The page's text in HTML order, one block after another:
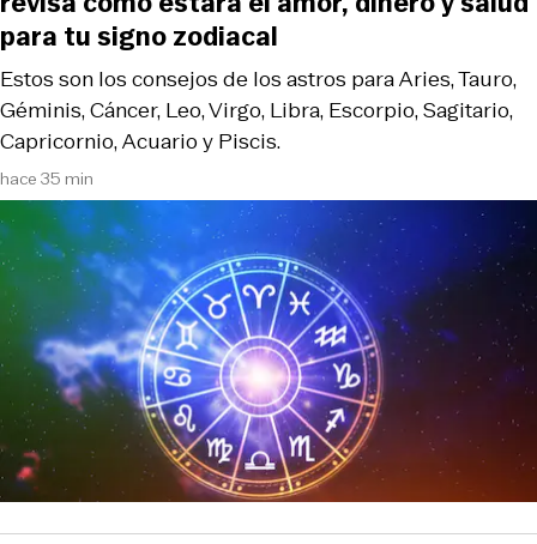
hace 35 min
Estos son los consejos de los astros para Aries, Tauro,
Géminis, Cáncer, Leo, Virgo, Libra, Escorpio, Sagitario,
Capricornio, Acuario y Piscis.
para tu signo zodiacal